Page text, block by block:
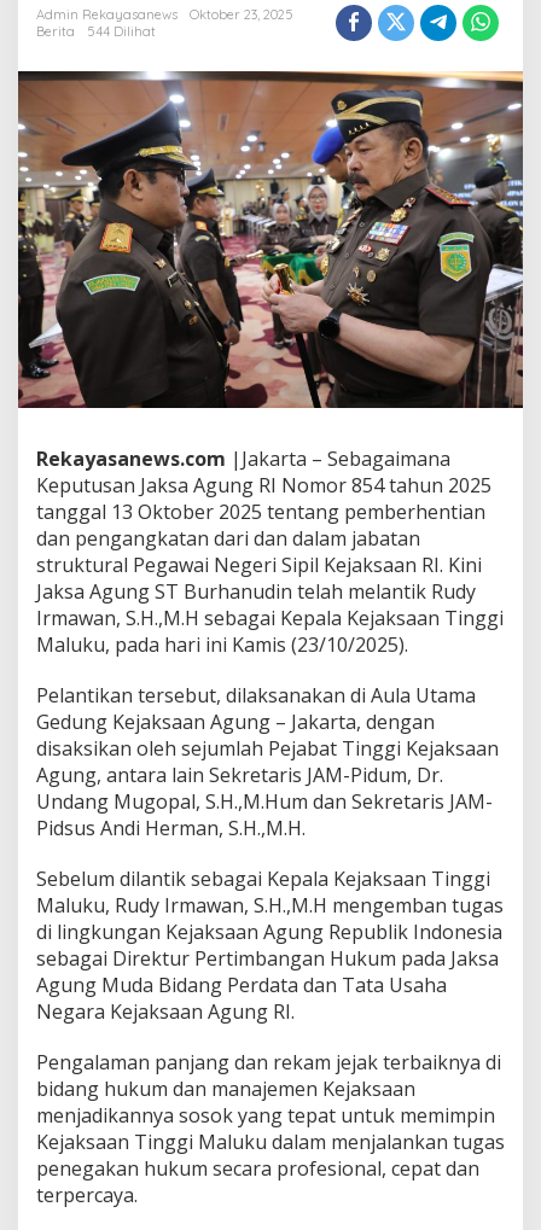
u
d
y
I
r
m
a
w
a
n
,
S
H
H
R
e
s
m
i
D
l
a
t
i
k
J
a
k
s
A
g
u
n
g
S
e
g
a
i
K
e
p
Admin Rekayasanews
Oktober 23, 2025
Berita
544 Dilihat
Rekayasanews.com |Jakarta – Sebagaimana
Keputusan Jaksa Agung RI Nomor 854 tahun 2025
tanggal 13 Oktober 2025 tentang pemberhentian
dan pengangkatan dari dan dalam jabatan
struktural Pegawai Negeri Sipil Kejaksaan RI. Kini
Jaksa Agung ST Burhanudin telah melantik Rudy
Irmawan, S.H.,M.H sebagai Kepala Kejaksaan Tinggi
Maluku, pada hari ini Kamis (23/10/2025).
Pelantikan tersebut, dilaksanakan di Aula Utama
Gedung Kejaksaan Agung – Jakarta, dengan
disaksikan oleh sejumlah Pejabat Tinggi Kejaksaan
Agung, antara lain Sekretaris JAM-Pidum, Dr.
Undang Mugopal, S.H.,M.Hum dan Sekretaris JAM-
Pidsus Andi Herman, S.H.,M.H.
Sebelum dilantik sebagai Kepala Kejaksaan Tinggi
Maluku, Rudy Irmawan, S.H.,M.H mengemban tugas
di lingkungan Kejaksaan Agung Republik Indonesia
sebagai Direktur Pertimbangan Hukum pada Jaksa
Agung Muda Bidang Perdata dan Tata Usaha
Negara Kejaksaan Agung RI.
Pengalaman panjang dan rekam jejak terbaiknya di
bidang hukum dan manajemen Kejaksaan
menjadikannya sosok yang tepat untuk memimpin
Kejaksaan Tinggi Maluku dalam menjalankan tugas
penegakan hukum secara profesional, cepat dan
terpercaya.